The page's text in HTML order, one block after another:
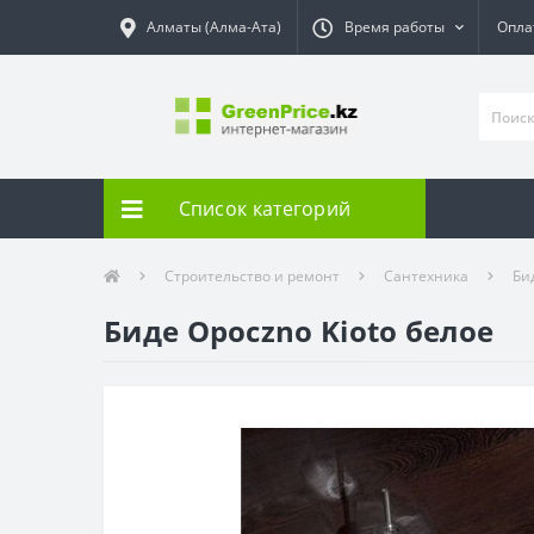
Алматы (Алма-Ата) Время работы
Список категорий
Строительство и ремонт Сантехника
Биде Opoczno Kioto белое